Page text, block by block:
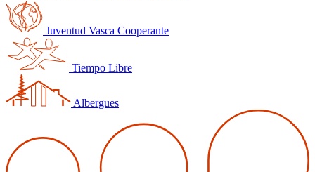
Juventud Vasca Cooperante
Tiempo Libre
Albergues